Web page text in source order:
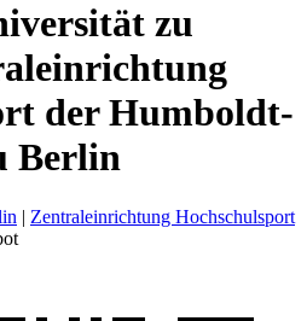
zu
der Humboldt-
Berlin
| Zentraleinrichtung Hochschulsport